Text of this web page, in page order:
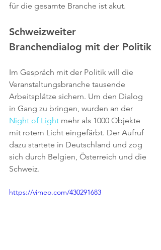
für die gesamte Branche ist akut.
Schweizweiter
Branchendialog mit der Politik
Im Gespräch mit der Politik will die
Veranstaltungsbranche tausende
Arbeitsplätze sichern. Um den Dialog
in Gang zu bringen, wurden an der
Night of Light mehr als 1000 Objekte
mit rotem Licht eingefärbt. Der Aufruf
dazu startete in Deutschland und zog
sich durch Belgien, Österreich und die
Schweiz.
https://vimeo.com/430291683